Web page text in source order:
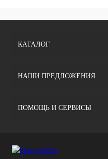
КАТАЛОГ
НАШИ ПРЕДЛОЖЕНИЯ
ПОМОЩЬ И СЕРВИСЫ